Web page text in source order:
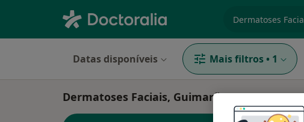
Datas disponíveis Mais filtros • 1
Dermatoses Faciais, Guimarães